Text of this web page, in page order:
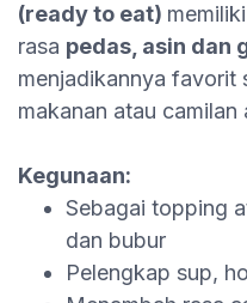
(ready to eat)
rasa pedas asin dan
menjadikannya favorit
makanan atau camilan
Kegunaan:
Sebagai topping
dan bubur
Pelengkap sup,